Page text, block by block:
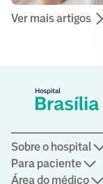
Ver mais artigos
Sobre o hospital
Para paciente
Área do médico